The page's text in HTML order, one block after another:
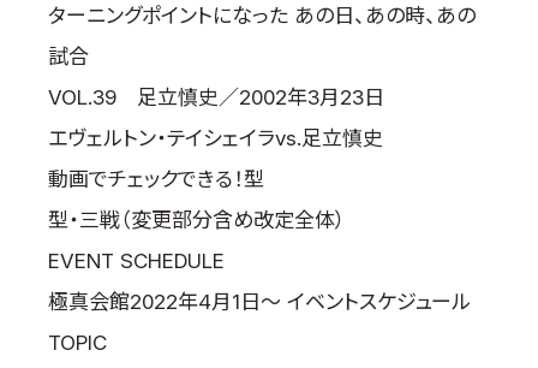
ターニングポイントになった あの日、あの時、あの
試合
VOL.39 足立慎史／2002年3月23日
エヴェルトン・テイシェイラvs.足立慎史
動画でチェックできる！型
型・三戦（変更部分含め改定全体）
EVENT SCHEDULE
極真会館2022年4月1日～ イベントスケジュール
TOPIC